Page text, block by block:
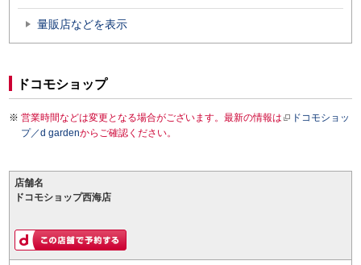
量販店などを表示
ドコモショップ
営業時間などは変更となる場合がございます。最新の情報は
ドコモショッ
プ／d gardenからご確認ください。
店舗名
ドコモショップ西海店